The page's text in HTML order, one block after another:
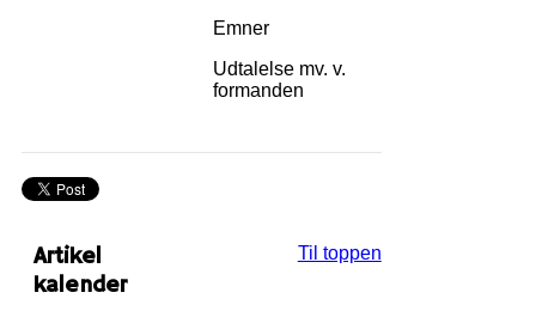
Emner
Udtalelse mv. v.
formanden
Til toppen
Artikel
kalender